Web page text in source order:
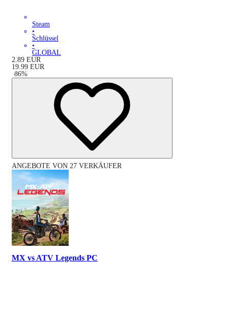
Steam
•
Schlüssel
•
GLOBAL
2.89 EUR
19.99 EUR
-86%
ANGEBOTE VON 27 VERKÄUFER
MX vs ATV Legends PC